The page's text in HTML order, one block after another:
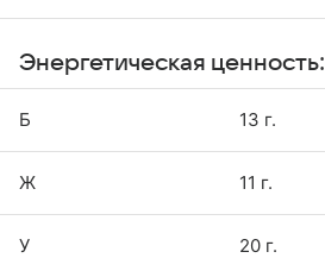
Энергетическая ценность:
Б 13 г.
Ж 11 г.
У 20 г.